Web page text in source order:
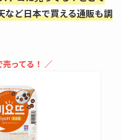
しまむら布団セット
販も調査
karseellはどこで売っ
てる？ロフトやハン
ズで買える？楽天や
amazonなど通販の販
ど日本で買える通販も調
ってる！ ／